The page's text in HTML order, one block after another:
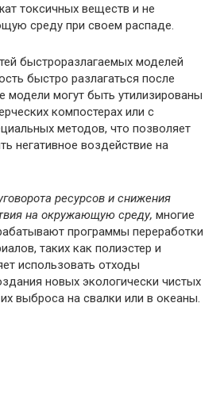
токсичных веществ и не
среду при своем распаде.
быстроразлагаемых моделей
быстро разлагаться после
модели могут быть утилизированы
компостерах или с
методов, что позволяет
негативное воздействие на
ресурсов и снижения
на окружающую среду, многие
программы переработки
таких как полиэстер и
использовать отходы
новых экологически чистых
выброса на свалки или в океаны.